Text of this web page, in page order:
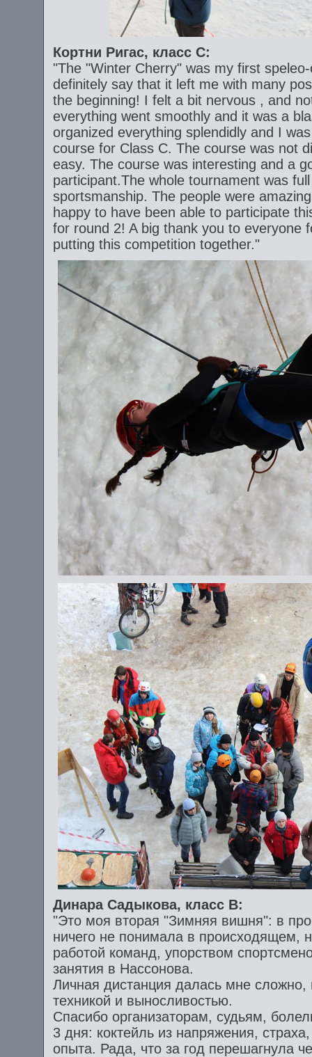
Кортни Ригас, класс C:
"The "Winter Cherry" was my first
definitely say that it left me with many
the beginning! I felt a bit nervous , and
everything went smoothly and it was a
organized everything splendidly and I
course for Class C. The course was not
easy. The course was interesting and a
participant.The whole tournament was
sportsmanship. The people were
happy to have been able to participate
for round 2! A big thank you to everyone
putting this competition together."
Динара Садыкова, класс B:
"Это моя вторая "Зимняя вишня": в
ничего не понимала в происходящем,
работой команд, упорством
занятия в Нассонова.
Личная дистанция далась мне сложно,
техникой и выносливостью.
Спасибо организаторам, судьям,
3 дня: коктейль из напряжения,
опыта. Рада, что за год перешагнула